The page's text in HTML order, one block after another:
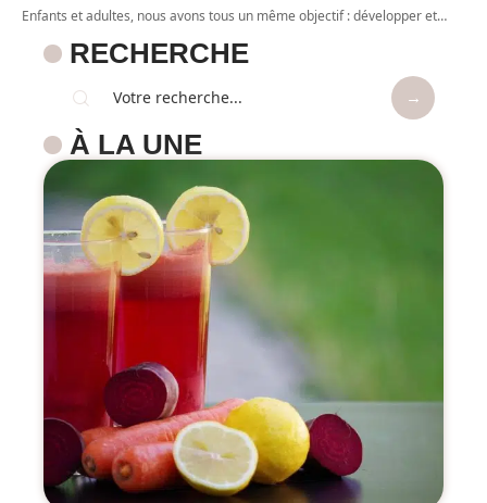
Enfants et adultes, nous avons tous un même objectif : développer et…
RECHERCHE
À LA UNE